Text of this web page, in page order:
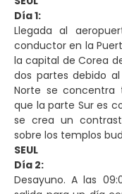
Día 1:
Llegada al
conductor en la
la capital de Corea
dos partes debido
Norte se concentra
que la parte Sur es
se crea un
sobre los templos
SEUL
Día 2:
Desayuno. A las